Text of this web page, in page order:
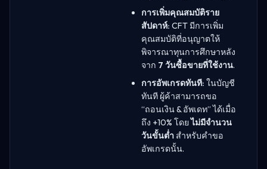
การเพิ่มคุณสมบัติราย
สัปดาห์: CFT มีการเพิ่ม
คุณสมบัติที่อนุญาตให้
พิจารณาทุนการศึกษาหลัง
จาก 7 วันซื้อขายที่ใช้งาน.
การอัพเกรดทันที: ในบัญชี
ทันที ผู้ค้าสามารถขอ
“ถอนเงิน & อัพเดท” ได้เมื่อ
ถึง +10% โดยไม่มีจำนวน
วันขั้นต่ำ สำหรับคำขอ
อัพเกรดนั้น.